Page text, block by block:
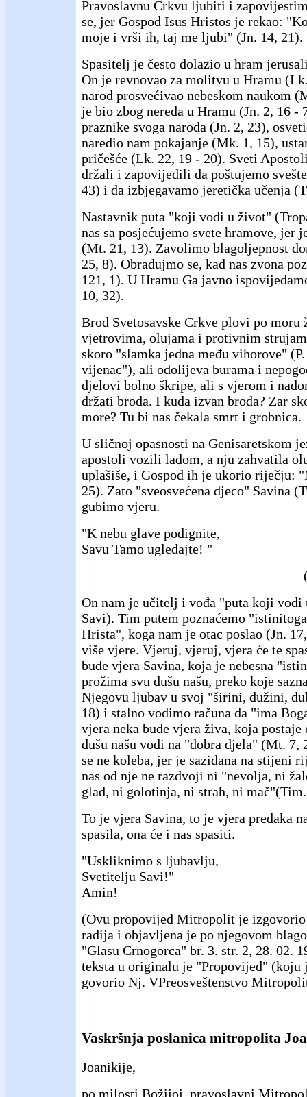
Pravoslavnu Crkvu ljubiti i
se, jer Gospod Isus Hristos je rekao:
moje i vrši ih, taj me ljubi" (Jn. 14, 21).
Spasitelj je često dolazio u hram
On je revnovao za molitvu u Hramu
narod prosvećivao nebeskom naukom
je bio zbog nereda u Hramu (Jn. 2, 16 -
praznike svoga naroda (Jn. 2, 23),
naredio nam pokajanje (Mk. 1, 15),
pričešće (Lk. 22, 19 - 20). Sveti
držali i zapovijedili da poštujemo
43) i da izbjegavamo jeretička učenja
Nastavnik puta "koji vodi u život"
nas sa posjećujemo svete hramove, jer
(Mt. 21, 13). Zavolimo blagoljepnost
25, 8). Obradujmo se, kad nas zvona
121, 1). U Hramu Ga javno
10, 32).
Brod Svetosavske Crkve plovi po moru
vjetrovima, olujama i protivnim
skoro "slamka jedna među vihorove"
vijenac"), ali odolijeva burama i
djelovi bolno škripe, ali s vjerom i
držati broda. I kuda izvan broda? Zar
more? Tu bi nas čekala smrt i grobnica.
U sličnoj opasnosti na Genisaretskom
apostoli vozili lađom, a nju zahvatila
uplašiše, i Gospod ih je ukorio riječju:
25). Zato "sveosvećena djeco" Savina
gubimo vjeru.
"K nebu glave podignite,
Savu Tamo ugledajte! "
On nam je učitelj i vođa "puta koji vodi
Savi). Tim putem poznaćemo
Hrista", koga nam je otac poslao (Jn.
više vjere. Vjeruj, vjeruj, vjera će te
bude vjera Savina, koja je nebesna
prožima svu dušu našu, preko koje
Njegovu ljubav u svoj "širini, dužini,
18) i stalno vodimo računa da "ima
vjera neka bude vjera živa, koja postaje
dušu našu vodi na "dobra djela" (Mt. 7,
se ne koleba, jer je sazidana na stijeni
nas od nje ne razdvoji ni "nevolja, ni
glad, ni golotinja, ni strah, ni
To je vjera Savina, to je vjera predaka
spasila, ona će i nas spasiti.
"Uskliknimo s ljubavlju,
Svetitelju Savi!"
Amin!
(Ovu propovijed Mitropolit je
radija i objavljena je po njegovom
"Glasu Crnogorca" br. 3. str. 2, 28. 02.
teksta u originalu je "Propovijed" (koju
govorio Nj. VPreosveštenstvo
Vaskršnja poslanica mitropolita
Joanikije,
po milosti Božijoj, pravoslavni